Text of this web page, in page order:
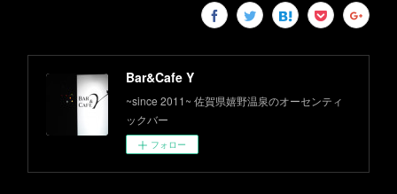
Bar&Cafe Y
~since 2011~ 佐賀県嬉野温泉のオーセンティ
ックバー
フォロー